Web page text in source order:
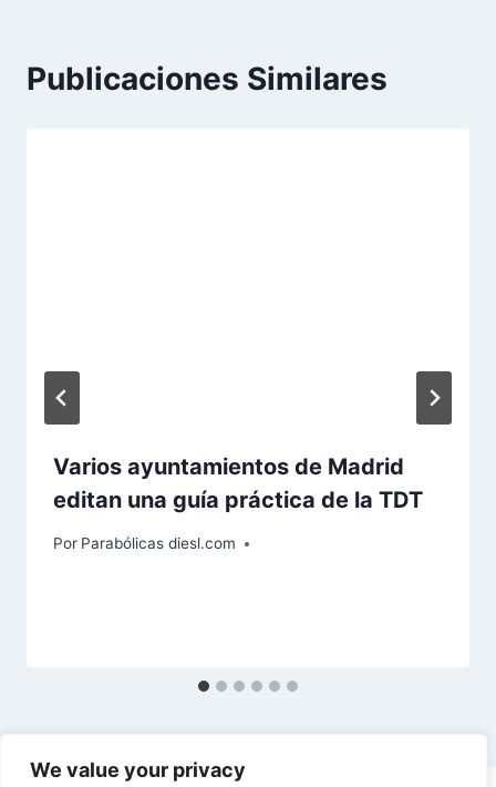
We value your privacy
n
Publicaciones Similares
Varios ayuntamientos de Madrid
editan una guía práctica de la TDT
Por Parabólicas diesl.com